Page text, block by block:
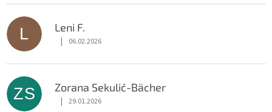
L Leni F.
Die Shop-Bewertung beträgt 5 von 5 Sternen.
| 06.02.2026
ZS Zorana Sekulić-Bächer
Die Shop-Bewertung beträgt 5 von 5 Sternen.
| 29.01.2026